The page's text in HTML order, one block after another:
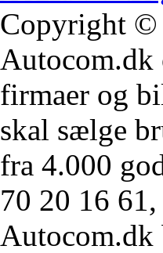
Copyright ©
firmaer og
skal sælge
fra 4.000
70 20 16